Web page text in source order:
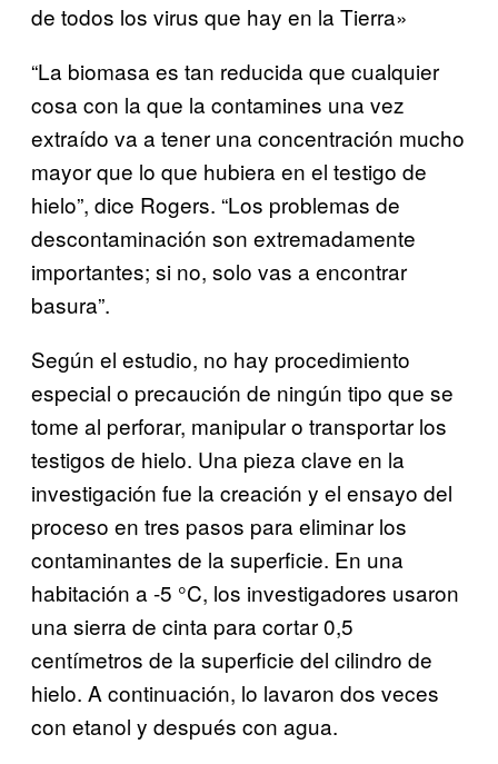
de todos los virus que hay en la Tierra»
“La biomasa es tan reducida que cualquier
cosa con la que la contamines una vez
extraído va a tener una concentración mucho
mayor que lo que hubiera en el testigo de
hielo”, dice Rogers. “Los problemas de
descontaminación son extremadamente
importantes; si no, solo vas a encontrar
basura”.
Según el estudio, no hay procedimiento
especial o precaución de ningún tipo que se
tome al perforar, manipular o transportar los
testigos de hielo. Una pieza clave en la
investigación fue la creación y el ensayo del
proceso en tres pasos para eliminar los
contaminantes de la superficie. En una
habitación a -5 °C, los investigadores usaron
una sierra de cinta para cortar 0,5
centímetros de la superficie del cilindro de
hielo. A continuación, lo lavaron dos veces
con etanol y después con agua.